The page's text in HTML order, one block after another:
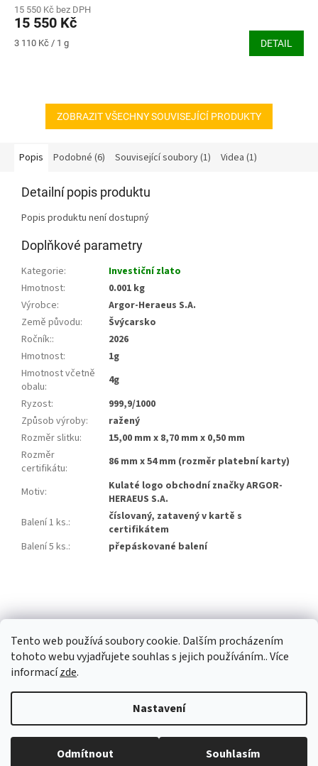
Tento web používá soubory cookie. Dalším procházením
tohoto webu vyjadřujete souhlas s jejich používáním.. Více
informacízde.
Nastavení
Odmítnout Souhlasím
Běžná otevírací doba: Pondělí: 8:30 - 16:00 Úterý: 9:00 -17:00 Středa: 8:30
15 550 Kč bez DPH
15 550 Kč
Měrná
3 110 Kč / 1 g DETAIL
ZOBRAZIT VŠECHNY SOUVISEJÍCÍ PRODUKTY
Popis Podobné (6) Související soubory (1) Videa (1)
Detailní popis produktu
Popis produktu není dostupný
Doplňkové parametry
Kategorie:
Investiční zlato
Hmotnost:
0.001 kg
Výrobce:
Argor-Heraeus S.A.
Země původu:
Švýcarsko
Ročník::
2026
Hmotnost:
1g
Hmotnost včetně
obalu:
4g
Ryzost:
999,9/1000
Způsob výroby:
ražený
Rozměr slitku:
15,00 mm x 8,70 mm x 0,50 mm
Rozměr
certifikátu: 86 mm x 54 mm (rozměr platební karty)
Motiv:
Kulaté logo obchodní značky ARGOR-
HERAEUS S.A.
Balení 1 ks.:
číslovaný, zatavený v kartě s
certifikátem
Balení 5 ks.: přepáskované balení
p
Copyright 2026Investiční zlato Praha. Všechna práva vyhrazena.
Upravit nastavení cookies